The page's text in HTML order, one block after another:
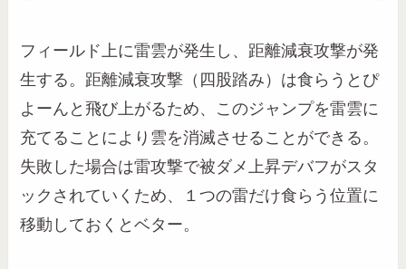
フィールド上に雷雲が発生し、距離減衰攻撃が発
生する。距離減衰攻撃（四股踏み）は食らうとぴ
よーんと飛び上がるため、このジャンプを雷雲に
充てることにより雲を消滅させることができる。
失敗した場合は雷攻撃で被ダメ上昇デバフがスタ
ックされていくため、１つの雷だけ食らう位置に
移動しておくとベター。